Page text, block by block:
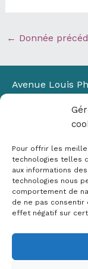
Pour offrir les
technologies telles
aux informations
technologies nous
comportement de
de ne pas consentir
effet négatif sur
← Donnée
Avenue Louis
Bâtiment
13100 Aix-en-
✉